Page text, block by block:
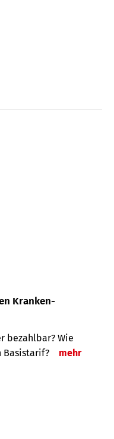
Kranken­
bezahlbar? Wie
Basistarif?
mehr